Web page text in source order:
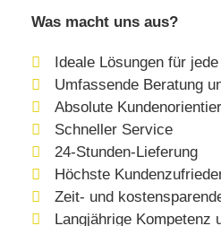
Was macht uns aus?
Ideale Lösungen für
Umfassende Beratung
Absolute
Schneller Service
24-Stunden-Lieferung
Höchste
Zeit- und
Langjährige Kompetenz